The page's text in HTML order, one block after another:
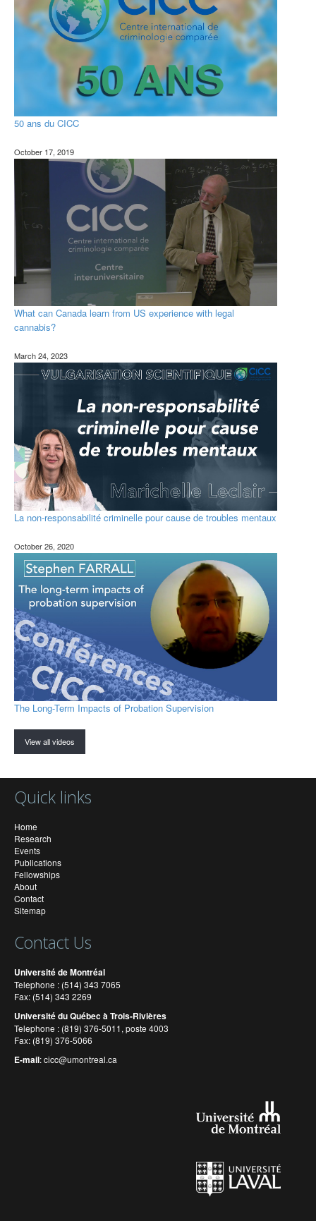
50 ans du CICC
October 17, 2019
What can Canada learn from US experience with legal
cannabis?
March 24, 2023
La non-responsabilité criminelle pour cause de troubles mentaux
October 26, 2020
The Long-Term Impacts of Probation Supervision
View all videos
Quick links
Home
Research
Events
Publications
Fellowships
About
Contact
Sitemap
Contact Us
Université de Montréal
Telephone : (514) 343 7065
Fax: (514) 343 2269
Université du Québec à Trois-Rivières
Telephone : (819) 376-5011, poste 4003
Fax: (819) 376-5066
E-mail:cicc@umontreal.ca